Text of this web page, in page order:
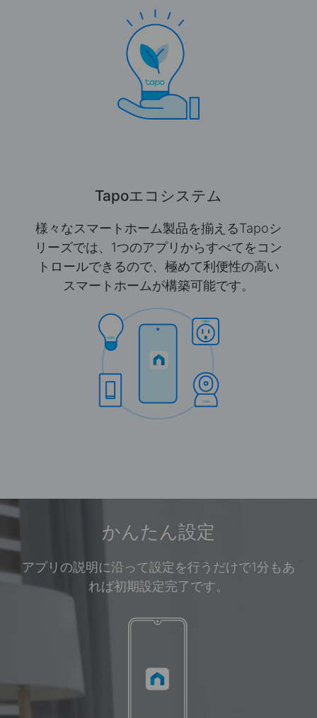
Tapoエコシステム
様々なスマートホーム製品を揃えるTapoシ
リーズでは、1つのアプリからすべてをコン
トロールできるので、極めて利便性の高い
スマートホームが構築可能です。
かんたん設定
アプリの説明に沿って設定を行うだけで1分もあ
れば初期設定完了です。